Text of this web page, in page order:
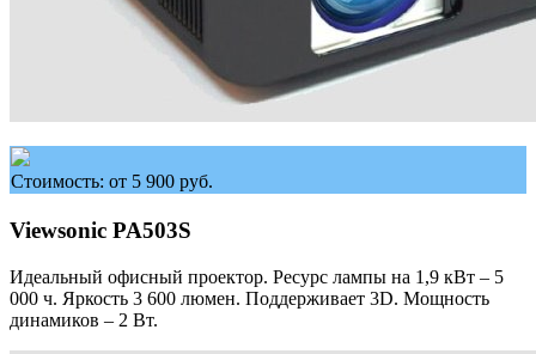
Стоимость: от 5 900 руб.
Viewsonic PA503S
Идеальный офисный проектор. Ресурс лампы на 1,9 кВт – 5
000 ч. Яркость 3 600 люмен. Поддерживает 3D. Мощность
динамиков – 2 Вт.